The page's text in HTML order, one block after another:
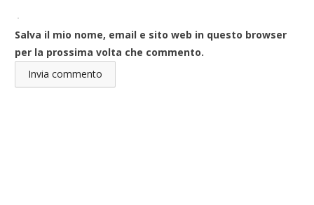
Salva il mio nome, email e sito web in questo browser
per la prossima volta che commento.